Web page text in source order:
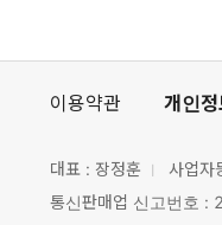
이용약관 개인
대표 : 장정훈 사업자
통신판매업 신고번호